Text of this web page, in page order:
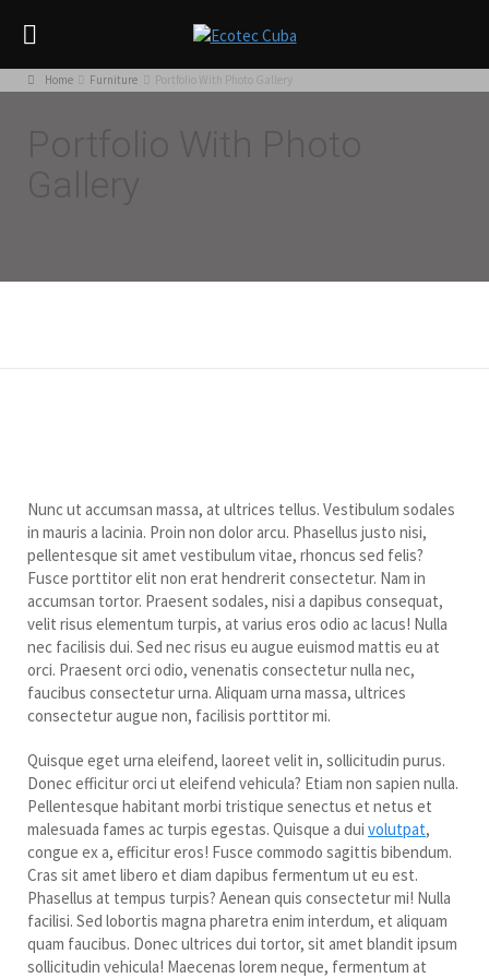
Home Furniture Portfolio With Photo Gallery
Nunc ut accumsan massa, at ultrices tellus. Vestibulum sodales
in mauris a lacinia. Proin non dolor arcu. Phasellus justo nisi,
pellentesque sit amet vestibulum vitae, rhoncus sed felis?
Fusce porttitor elit non erat hendrerit consectetur. Nam in
accumsan tortor. Praesent sodales, nisi a dapibus consequat,
velit risus elementum turpis, at varius eros odio ac lacus! Nulla
nec facilisis dui. Sed nec risus eu augue euismod mattis eu at
orci. Praesent orci odio, venenatis consectetur nulla nec,
faucibus consectetur urna. Aliquam urna massa, ultrices
consectetur augue non, facilisis porttitor mi.
Quisque eget urna eleifend, laoreet velit in, sollicitudin purus.
Donec efficitur orci ut eleifend vehicula? Etiam non sapien nulla.
Pellentesque habitant morbi tristique senectus et netus et
malesuada fames ac turpis egestas. Quisque a dui volutpat,
congue ex a, efficitur eros! Fusce commodo sagittis bibendum.
Cras sit amet libero et diam dapibus fermentum ut eu est.
Phasellus at tempus turpis? Aenean quis consectetur mi! Nulla
facilisi. Sed lobortis magna pharetra enim interdum, et aliquam
quam faucibus. Donec ultrices dui tortor, sit amet blandit ipsum
sollicitudin vehicula! Maecenas lorem neque, fermentum at